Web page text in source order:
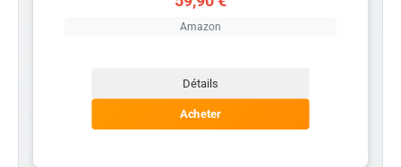
Amazon
Détails
Acheter